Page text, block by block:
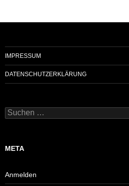
IMPRESSUM
DATENSCHUTZERKLÄRUNG
Suchen
nach:
META
Anmelden